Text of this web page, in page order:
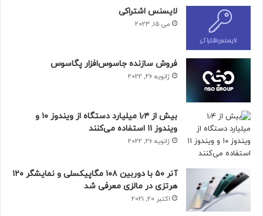
لایسنس اشتراکی
می 15, 2023
فروش سازنده جاسوس‌افزار پگاسوس
ژانویه 26, 2022
بیش از ۱٫۴ میلیارد دستگاه از ویندوز ۱۰ و
ویندوز ۱۱ استفاده می‌کنند
ژانویه 26, 2022
آنر ۵۰ با دوربین ۱۰۸ مگاپیکسلی و نمایشگر ۱۲۰
هرتزی در مالزی معرفی شد
اکتبر 20, 2021